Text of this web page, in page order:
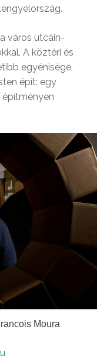
város utcáin-
A köztéri és
egyénisége,
épít: egy
építményen
Moura